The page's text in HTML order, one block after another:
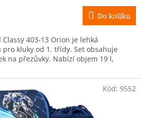
M
A
Do košíku
403-13 Orion je lehká
pro kluky od 1. třídy. Set obsahuje
na přezůvky. Nabízí objem 19 l,
Kód: 9552